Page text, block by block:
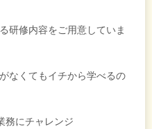
研修内容をご用意していま
なくてもイチから学べるの
務にチャレンジ